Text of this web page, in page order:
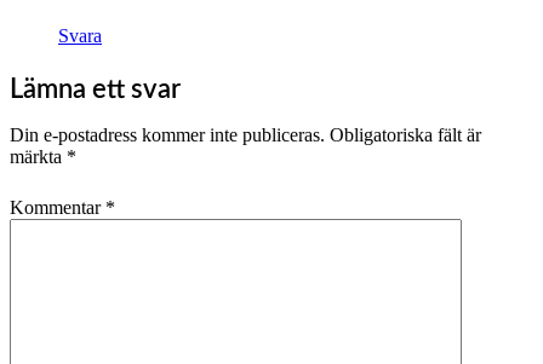
Svara
Lämna ett svar
Din e-postadress kommer inte publiceras. Obligatoriska fält är
märkta *
Kommentar *